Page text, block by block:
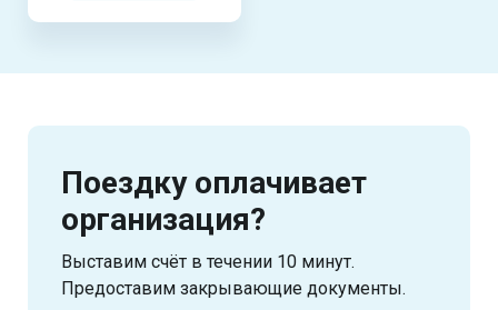
Поездку оплачивает
организация?
Выставим счёт в течении 10 минут.
Предоставим закрывающие документы.